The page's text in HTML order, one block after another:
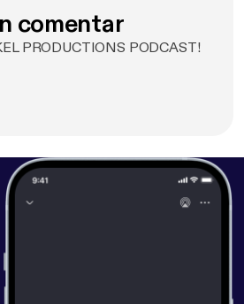
comentar
PRODUCTIONS PODCAST!